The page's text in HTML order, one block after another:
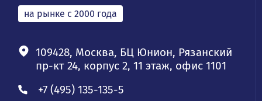
на рынке с 2000 года
109428, Москва, БЦ Юнион, Рязанский
пр-кт 24, корпус 2, 11 этаж, офис 1101
+7 (495) 135-135-5